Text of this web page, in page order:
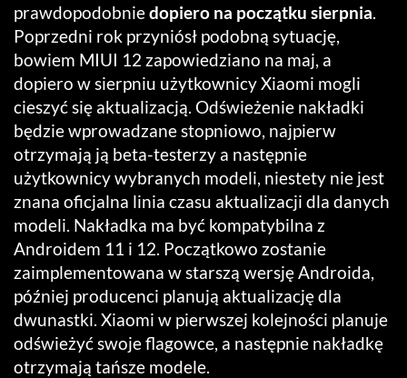
prawdopodobniedopiero na początku sierpnia.
Poprzedni rok przyniósł podobną sytuację,
bowiem MIUI 12 zapowiedziano na maj, a
dopiero w sierpniu użytkownicy Xiaomi mogli
cieszyć się aktualizacją. Odświeżenie nakładki
będzie wprowadzane stopniowo, najpierw
otrzymają ją beta-testerzy a następnie
użytkownicy wybranych modeli, niestety nie jest
znana oficjalna linia czasu aktualizacji dla danych
modeli. Nakładka ma być kompatybilna z
Androidem 11 i 12. Początkowo zostanie
zaimplementowana w starszą wersję Androida,
później producenci planują aktualizację dla
dwunastki. Xiaomi w pierwszej kolejności planuje
odświeżyć swoje flagowce, a następnie nakładkę
otrzymają tańsze modele.